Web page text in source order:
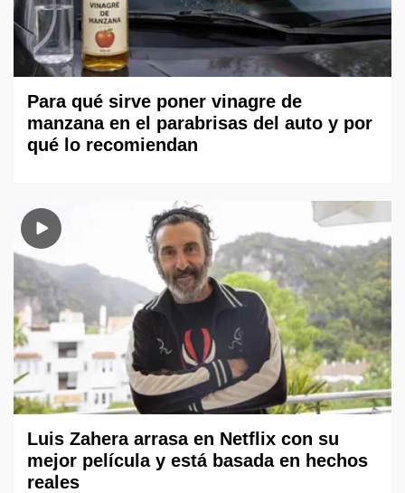
Para qué sirve poner vinagre de
manzana en el parabrisas del auto y por
qué lo recomiendan
Luis Zahera arrasa en Netflix con su
mejor película y está basada en hechos
reales